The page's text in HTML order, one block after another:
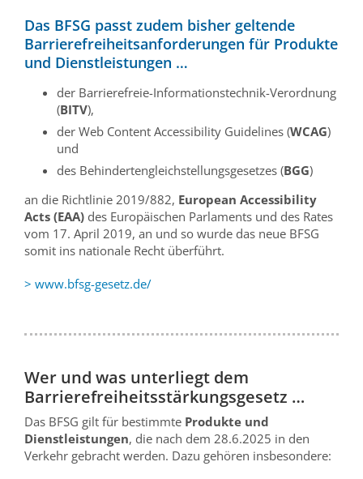
Das BFSG passt zudem bisher geltende
Barrierefreiheitsanforderungen für Produkte
und Dienstleistungen …
der Barrierefreie-Informationstechnik-Verordnung
(BITV),
der Web Content Accessibility Guidelines (WCAG)
und
des Behindertengleichstellungsgesetzes (BGG)
an die Richtlinie 2019/882, European Accessibility
Acts (EAA)des Europäischen Parlaments und des Rates
vom 17. April 2019, an und so wurde das neue BFSG
somit ins nationale Recht überführt.
> www.bfsg-gesetz.de/
Wer und was unterliegt dem
Barrierefreiheitsstärkungsgesetz …
Das BFSG gilt für bestimmte Produkte und
Dienstleistungen, die nach dem 28.6.2025 in den
Verkehr gebracht werden. Dazu gehören insbesondere: